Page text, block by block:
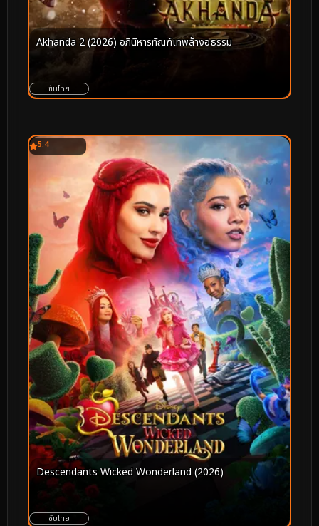
Akhanda 2 (2026) อภินิหารทัณฑ์เทพล้างอธรรม
ซับไทย
5.4
Descendants Wicked Wonderland (2026)
ซับไทย